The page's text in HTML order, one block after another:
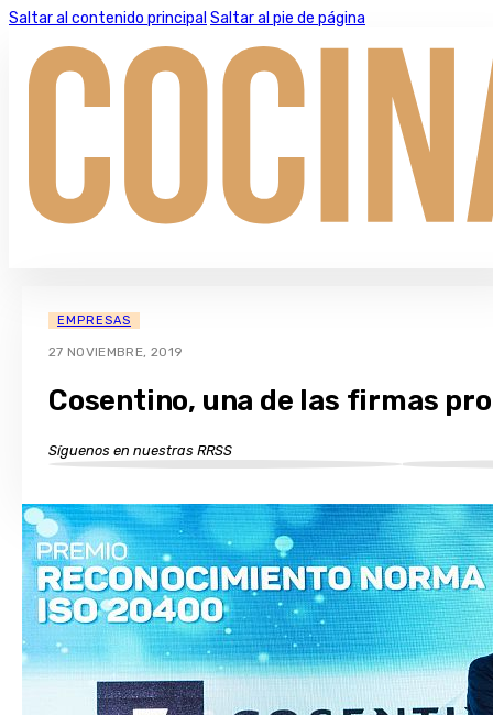
Saltar al contenido principal Saltar al pie de página
EMPRESAS
27 NOVIEMBRE, 2019
Cosentino, una de las firmas
Síguenos en nuestras RRSS